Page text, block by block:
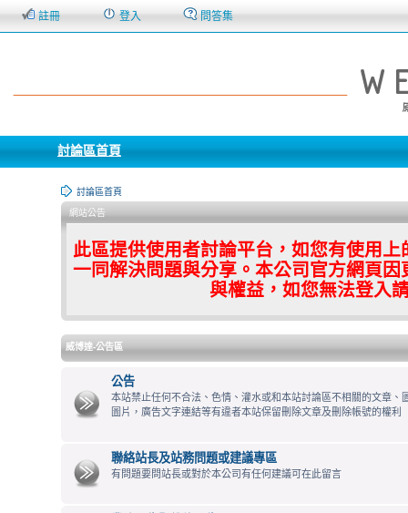
註冊 登入 問答集
討論區首頁
討論區首頁
網站公告
此區提供使用者討論平台，如您有使用
一同解決問題與分享。本公司官方網頁
與權益，如您無法登入
威博達-公告區
公告
本站禁止任何不合法、色情、灌水或和本站討論區不相關的文章、
圖片，廣告文字連結等有違者本站保留刪除文章及刪除帳號的權利
聯絡站長及站務問題或建議專區
有問題要問站長或對於本公司有任何建議可在此留言